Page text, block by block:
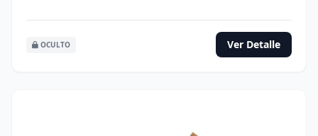
OCULTO Ver Detalle